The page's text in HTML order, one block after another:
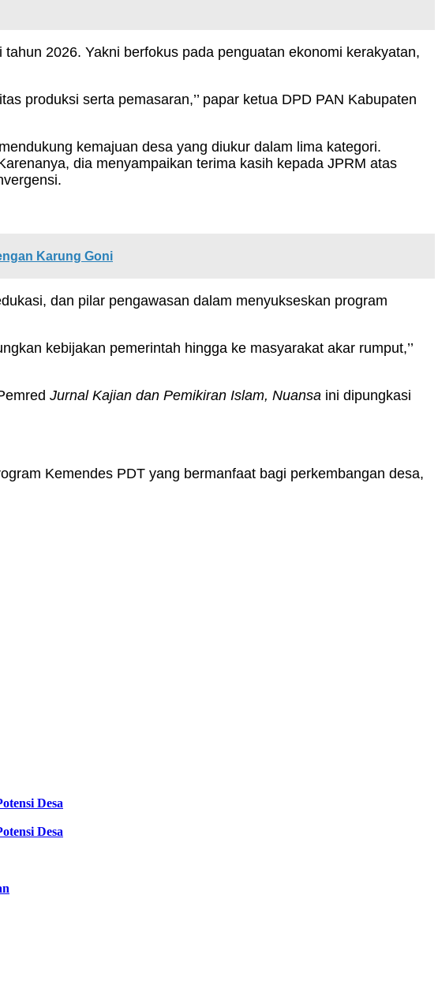
2026. Yakni berfokus pada penguatan ekonomi kerakyatan,
produksi serta pemasaran,’’ papar ketua DPD PAN Kabupaten
kemajuan desa yang diukur dalam lima kategori.
dia menyampaikan terima kasih kepada JPRM atas
Karung Goni
dan pilar pengawasan dalam menyukseskan program
kebijakan pemerintah hingga ke masyarakat akar rumput,’’
Jurnal Kajian dan Pemikiran Islam, Nuansa ini dipungkasi
Kemendes PDT yang bermanfaat bagi perkembangan desa,
Desa
Desa